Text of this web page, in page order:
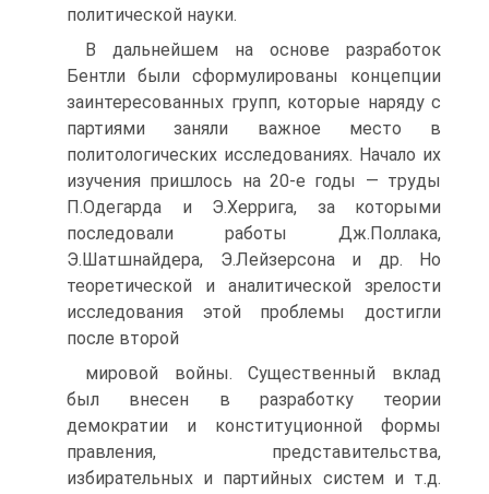
политической науки.
В дальнейшем на основе разработок
Бентли были сформулированы концепции
заинтересованных групп, которые наряду с
партиями заняли важное место в
политологических исследованиях. Начало их
изучения пришлось на 20-е годы — труды
П.Одегарда и Э.Херрига, за которыми
последовали работы Дж.Поллака,
Э.Шатшнайдера, Э.Лейзерсона и др. Но
теоретической и аналитической зрелости
исследования этой проблемы достигли
после второй
мировой войны. Существенный вклад
был внесен в разработку теории
демократии и конституционной формы
правления, представительства,
избирательных и партийных систем и т.д.